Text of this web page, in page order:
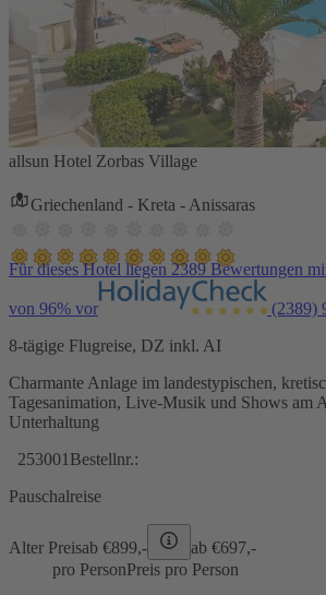
allsun Hotel Zorbas Village
Griechenland - Kreta - Anissaras
Für dieses Hotel liegen 2389 Bewertungen
von 96% vor (2389)
8-tägige Flugreise, DZ inkl. AI
Charmante Anlage im landestypischen,
Tagesanimation, Live-Musik und Shows am
Unterhaltung
253001 Bestellnr.:
Pauschalreise
Alter Preisab €899,- ab €697,-
pro PersonPreis pro Person